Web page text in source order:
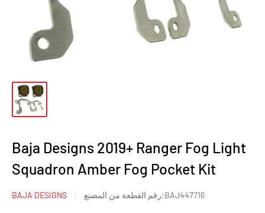
Baja Designs 2019+ Ranger Fog Light
Squadron Amber Fog Pocket Kit
BAJA DESIGNS رقم القطعة من المصنع:BAJ447716